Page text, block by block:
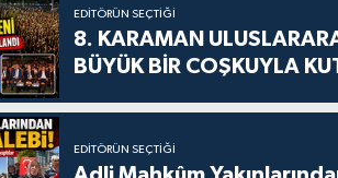
EDITÖRÜN SEÇTIĞI
8. KARAMAN
BÜYÜK BİR COŞKUYLA
EDITÖRÜN SEÇTIĞI